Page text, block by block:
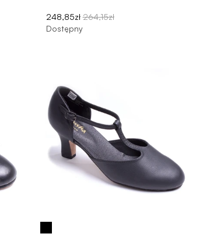
248,85zł 264,15zł
Dostępny